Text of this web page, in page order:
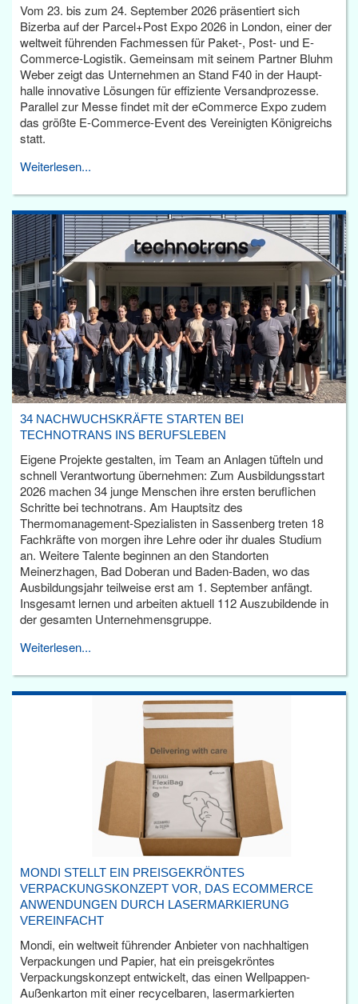
Vom 23. bis zum 24. September 2026 präsentiert sich
Bizerba auf der Parcel+Post Expo 2026 in London, einer der
weltweit führenden Fachmessen für Paket-, Post- und E-
Commerce-Logistik. Gemeinsam mit seinem Partner Bluhm
Weber zeigt das Unternehmen an Stand F40 in der Haupt­
halle innovative Lösungen für effiziente Versandprozesse.
Parallel zur Messe findet mit der eCommerce Expo zudem
das größte E-Commerce-Event des Vereinigten Königreichs
statt.
Weiterlesen...
34 NACHWUCHSKRÄFTE STARTEN BEI
TECHNOTRANS INS BERUFSLEBEN
Eigene Projekte gestalten, im Team an Anlagen tüfteln und
schnell Verantwortung übernehmen: Zum Ausbildungsstart
2026 machen 34 junge Menschen ihre ersten beruflichen
Schritte bei technotrans. Am Hauptsitz des
Thermomanagement-Spezialisten in Sassenberg treten 18
Fachkräfte von morgen ihre Lehre oder ihr duales Studium
an. Weitere Talente beginnen an den Standorten
Meinerzhagen, Bad Doberan und Baden-Baden, wo das
Ausbildungsjahr teilweise erst am 1. September anfängt.
Insgesamt lernen und arbeiten aktuell 112 Auszubildende in
der gesamten Unternehmensgruppe.
Weiterlesen...
MONDI STELLT EIN PREISGEKRÖNTES
VERPACKUNGSKONZEPT VOR, DAS ECOMMERCE
ANWENDUNGEN DURCH LASERMARKIERUNG
VEREINFACHT
Mondi, ein weltweit führender Anbieter von nachhaltigen
Verpackungen und Papier, hat ein preisgekröntes
Verpackungskonzept entwickelt, das einen Wellpappen-
Außenkarton mit einer recycelbaren, lasermarkierten